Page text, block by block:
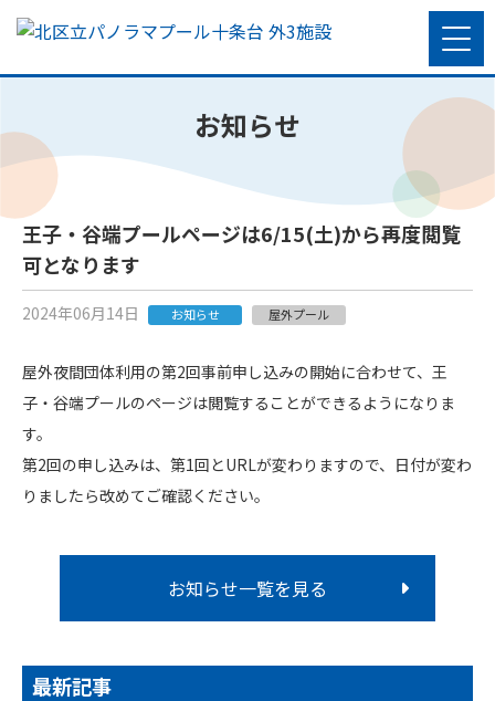
お知らせ
王子・谷端プールページは6/15(土)から再度閲覧
可となります
2024年06月14日 お知らせ 屋外プール
屋外夜間団体利用の第2回事前申し込みの開始に合わせて、王
子・谷端プールのページは閲覧することができるようになりま
す。
第2回の申し込みは、第1回とURLが変わりますので、日付が変わ
りましたら改めてご確認ください。
お知らせ一覧を見る
最新記事